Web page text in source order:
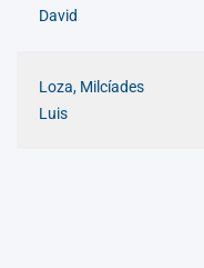
David
Loza, Milcíades
Luis